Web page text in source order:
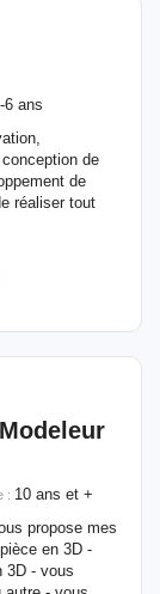
6 ans
de
de
réaliser tout
Modeleur
: 10 ans et +
propose mes
en 3D -
3D - vous